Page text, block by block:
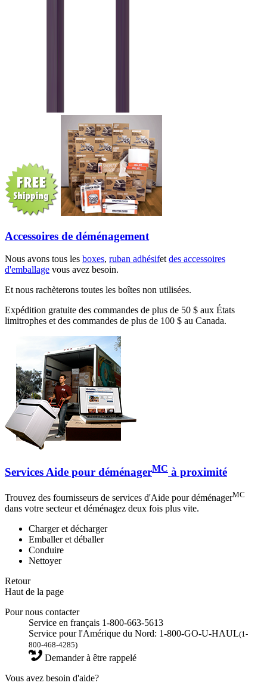
Accessoires de déménagement
Nous avons tous les boxes, ruban adhésifet des accessoires
d'emballage vous avez besoin.
Et nous rachèterons toutes les boîtes non utilisées.
Expédition gratuite des commandes de plus de 50 $ aux États
limitrophes et des commandes de plus de 100 $ au Canada.
Services Aide pour déménagerMC à proximité
Trouvez des fournisseurs de services d'Aide pour déménagerMC
dans votre secteur et déménagez deux fois plus vite.
Charger et décharger
Emballer et déballer
Conduire
Nettoyer
Retour
Haut de la page
Pour nous contacter
Service en français 1-800-663-5613
Service pour l'Amérique du Nord: 1-800-GO-U-HAUL(1-
800-468-4285)
Demander à être rappelé
Vous avez besoin d'aide?